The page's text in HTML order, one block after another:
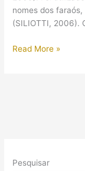
nomes dos faraós,
(SILIOTTI, 2006).
Serekh:
real
Read More »
Pesquisar